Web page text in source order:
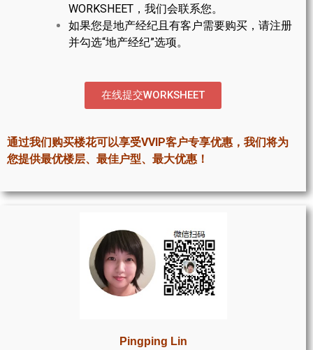
怡陶碧谷楼花项目
北约克楼花项目
密西沙加社区介绍
奥克维尔社区介绍
万锦楼花项目
WORKSHEET，我们会联系您。
如果您是地产经纪且有客户需要购买，请注册
并勾选“地产经纪”选项。
在线提交WORKSHEET
通过我们购买楼花可以享受VVIP客户专享优惠，我们将为
您提供最优楼层、最佳户型、最大优惠！
Pingping Lin